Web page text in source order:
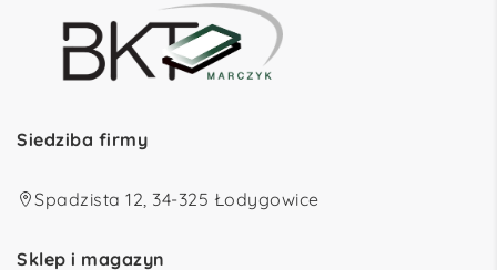
Siedziba firmy
Spadzista 12, 34-325 Łodygowice
Sklep i magazyn